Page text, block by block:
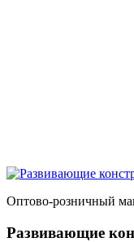
Оптово-розничный
Развивающие